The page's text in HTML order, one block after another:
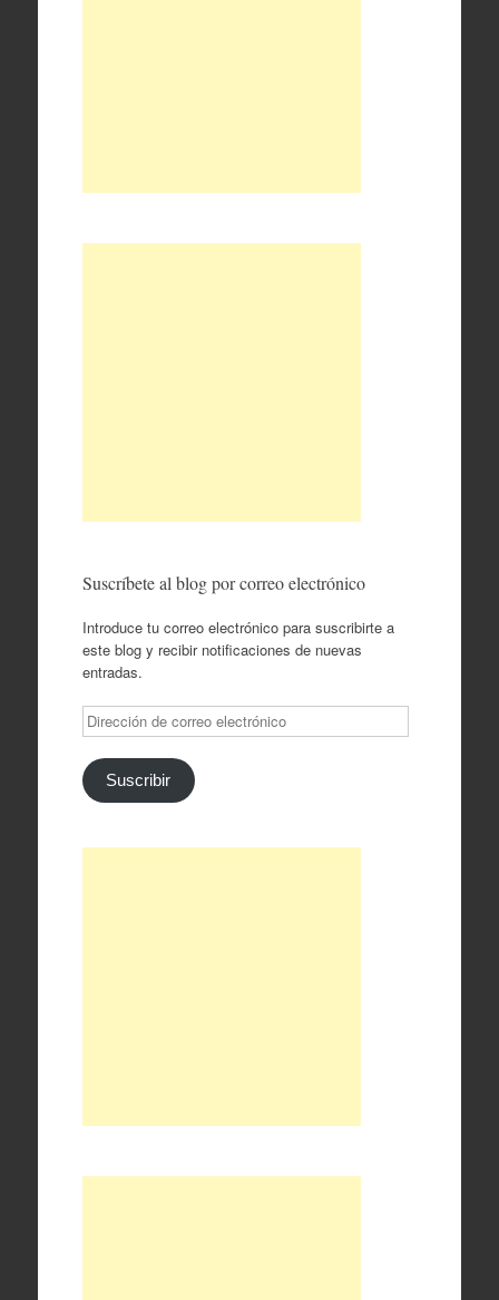
Suscríbete al blog por correo electrónico
Introduce tu correo electrónico para suscribirte a
este blog y recibir notificaciones de nuevas
entradas.
Dirección
de
correo
electrónico
Suscribir